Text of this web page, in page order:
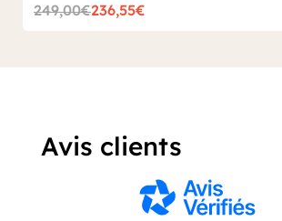
249,00€236,55€
Avis clients